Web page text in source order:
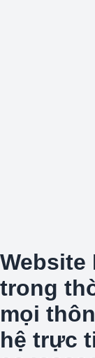
Website
trong
mọi
hệ trực